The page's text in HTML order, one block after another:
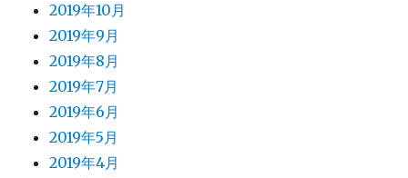
2019年10月
2019年9月
2019年8月
2019年7月
2019年6月
2019年5月
2019年4月